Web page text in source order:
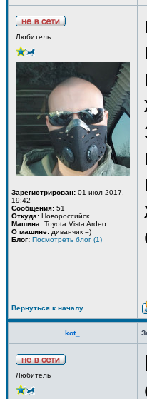
Любитель
Зарегистрирован: 01 июл 2017,
19:42
Сообщения: 51
Откуда: Новороссийск
Машина: Toyota Vista Ardeo
О машине: диванчик =)
Блог: Посмотреть блог (1)
Вернуться к началу
kot_
Любитель